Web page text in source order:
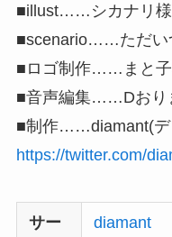
■illust……シカナリ様
■scenario……ただい
■ロゴ制作……まと子
■音声編集……Dおり
■制作……diamant(
https://twitter.com/
サー
diamant